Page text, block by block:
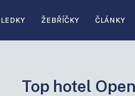
ŽEBŘÍČKY ČLÁNKY
Top hotel Open